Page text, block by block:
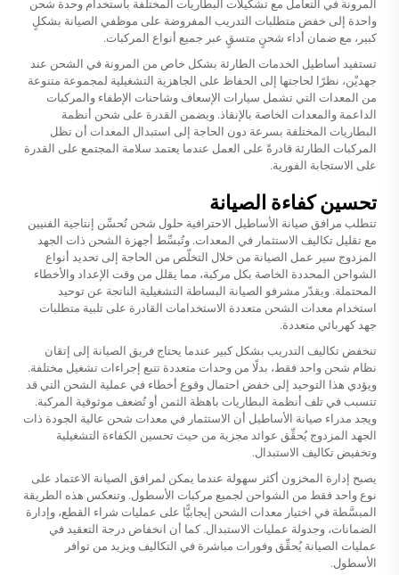
المرونة في التعامل مع تشكيلات البطاريات المختلفة باستخدام وحدة شحن
واحدة إلى خفض متطلبات التدريب المفروضة على موظفي الصيانة بشكلٍ
كبير، مع ضمان أداء شحنٍ متسقٍ عبر جميع أنواع المركبات.
تستفيد أساطيل الخدمات الطارئة بشكل خاص من المرونة في الشحن عند
جهديْن، نظرًا لحاجتها إلى الحفاظ على الجاهزية التشغيلية لمجموعة متنوعة
من المعدات التي تشمل سيارات الإسعاف وشاحنات الإطفاء والمركبات
الداعمة والمعدات الخاصة بالإنقاذ. ويضمن القدرة على شحن أنظمة
البطاريات المختلفة بسرعة دون الحاجة إلى استبدال المعدات أن تظل
المركبات الطارئة قادرةً على العمل عندما يعتمد سلامة المجتمع على القدرة
على الاستجابة الفورية.
تحسين كفاءة الصيانة
تتطلب مرافق صيانة الأساطيل الاحترافية حلول شحن تُحسِّن إنتاجية الفنيين
مع تقليل تكاليف الاستثمار في المعدات. وتُبسِّط أجهزة الشحن ذات الجهد
المزدوج سير عمل الصيانة من خلال التخلّص من الحاجة إلى تحديد أنواع
الشواحن المحددة الخاصة بكل مركبة، مما يقلل من وقت الإعداد والأخطاء
المحتملة. ويقدّر مشرفو الصيانة البساطة التشغيلية الناتجة عن توحيد
استخدام معدات الشحن متعددة الاستخدامات القادرة على تلبية متطلبات
جهد كهربائي متعددة.
تنخفض تكاليف التدريب بشكل كبير عندما يحتاج فريق الصيانة إلى إتقان
نظام شحن واحد فقط، بدلًا من وحدات متعددة تتبع إجراءات تشغيل مختلفة.
ويؤدي هذا التوحيد إلى خفض احتمال وقوع أخطاء في عملية الشحن التي قد
تتسبب في تلف أنظمة البطاريات باهظة الثمن أو تُضعف موثوقية المركبة.
ويجد مدراء صيانة الأساطيل أن الاستثمار في معدات شحن عالية الجودة ذات
الجهد المزدوج يُحقِّق عوائد مجزية من حيث تحسين الكفاءة التشغيلية
وتخفيض تكاليف الاستبدال.
يصبح إدارة المخزون أكثر سهولة عندما يمكن لمرافق الصيانة الاعتماد على
نوع واحد فقط من الشواحن لجميع مركبات الأسطول. وتنعكس هذه الطريقة
المبسَّطة في اختيار معدات الشحن إيجابيًّا على عمليات شراء القطع، وإدارة
الضمانات، وجدولة عمليات الاستبدال. كما أن انخفاض درجة التعقيد في
عمليات الصيانة يُحقِّق وفورات مباشرة في التكاليف ويزيد من توافر
الأسطول.